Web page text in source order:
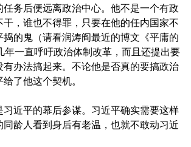
务后便远离政治中心。他不是一个有政
，谁也不得罪，只要在他的任内国家不
的鬼（请看润涛阎最近的博文《平庸的
一直呼吁政治体制改革，而且还提出要
办法搞起来。不论他是否真的要搞政治
了他这个契机。
近平的幕后参谋。习近平确实需要这样
龄人看到身后有老温，也就不敢动习近